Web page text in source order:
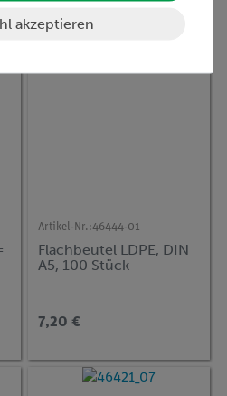
Artikel-Nr.:46444-01
Flachbeutel LDPE, DIN
A5, 100 Stück
7,20 €
akzeptieren